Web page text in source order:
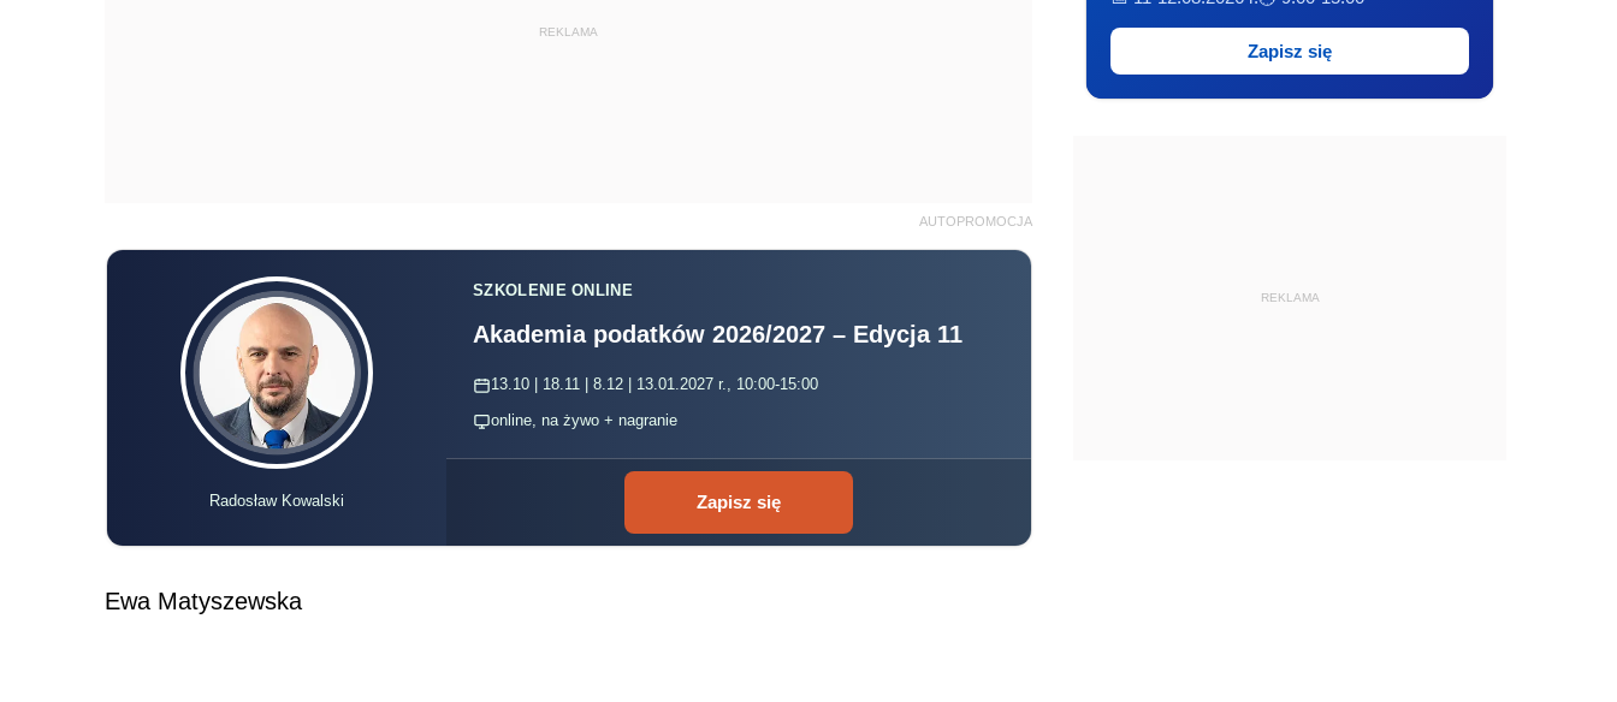
REKLAMA
AUTOPROMOCJA
Radosław Kowalski
SZKOLENIE ONLINE
Akademia podatków 2026/2027 – Edycja 11
13.10 | 18.11 | 8.12 | 13.01.2027 r., 10:00-15:00
online, na żywo + nagranie
Zapisz się
Ewa Matyszewska
Zapisz się
REKLAMA